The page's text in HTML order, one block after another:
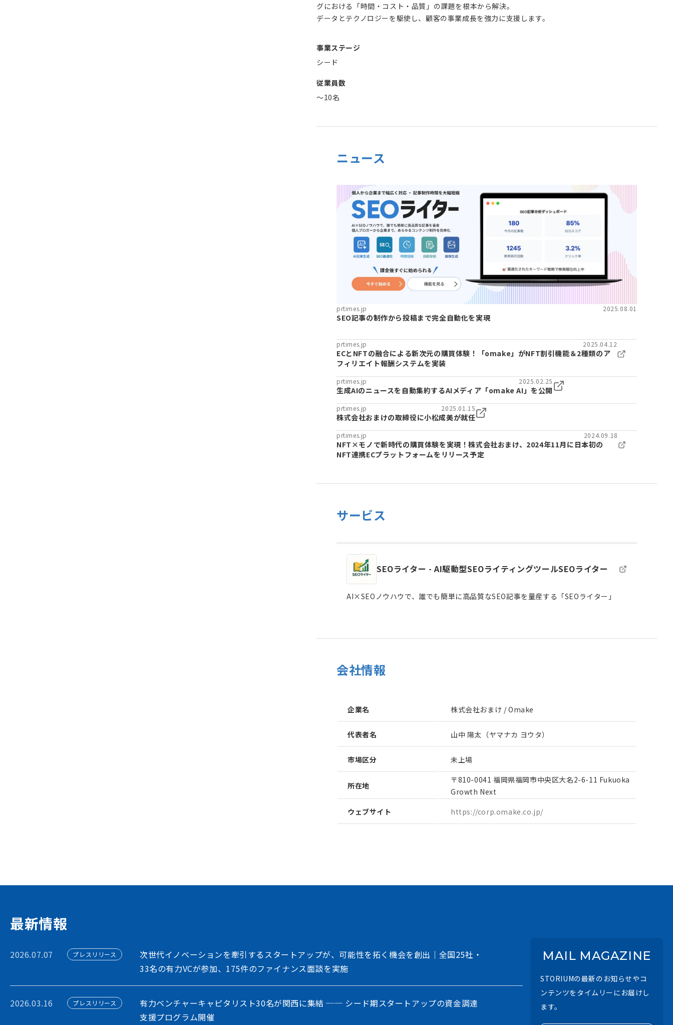
グにおける「時間・コスト・品質」の課題を根本から解決。
データとテクノロジーを駆使し、顧客の事業成長を強力に支援します。
事業ステージ
シード
従業員数
〜10名
ニュース
prtimes.jp 2025.08.01
SEO記事の制作から投稿まで完全自動化を実現
prtimes.jp 2025.04.12
ECとNFTの融合による新次元の購買体験！「omake」がNFT割引機能＆2種類のア
フィリエイト報酬システムを実装
prtimes.jp 2025.02.25
生成AIのニュースを自動集約するAIメディア「omake AI」を公開
prtimes.jp 2025.01.15
株式会社おまけの取締役に小松成美が就任
prtimes.jp 2024.09.18
NFT×モノで新時代の購買体験を実現！株式会社おまけ、2024年11月に日本初の
NFT連携ECプラットフォームをリリース予定
サービス
SEOライター - AI駆動型SEOライティングツールSEOライター
AI×SEOノウハウで、誰でも簡単に高品質なSEO記事を量産する「SEOライター」
会社情報
企業名 株式会社おまけ / Omake
代表者名 山中 陽太（ヤマナカ ヨウタ）
市場区分 未上場
所在地
〒810-0041 福岡県福岡市中央区大名2-6-11 Fukuoka
Growth Next
ウェブサイト
https://corp.omake.co.jp/
最新情報
2026.07.07 プレスリリース
次世代イノベーションを牽引するスタートアップが、可能性を拓く機会を創出｜全国25社・
33名の有力VCが参加、175件のファイナンス面談を実施
2026.03.16 プレスリリース
有力ベンチャーキャピタリスト30名が関西に集結 ── シード期スタートアップの資金調達
支援プログラム開催
MAIL MAGAZINE
STORIUMの最新のお知らせやコ
ンテンツをタイムリーにお届けし
ます。